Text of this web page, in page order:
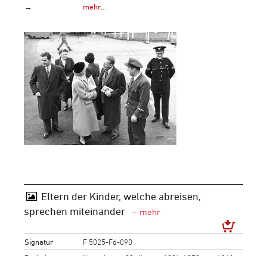
→
mehr…
Eltern der Kinder, welche abreisen,
sprechen miteinander
Signatur
F 5025-Fd-090